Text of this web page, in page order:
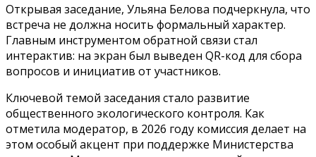
Открывая заседание, Ульяна Белова подчеркнула, что
встреча не должна носить формальный характер.
Главным инструментом обратной связи стал
интерактив: на экран был выведен QR-код для сбора
вопросов и инициатив от участников.
Ключевой темой заседания стало развитие
общественного экологического контроля. Как
отметила модератор, в 2026 году комиссия делает на
этом особый акцент при поддержке Министерства